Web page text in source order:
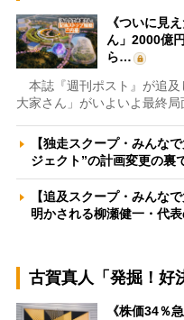
《ついに見
ん」2000億
ら…
本誌『週刊ポスト』が追及
大家さん」がいよいよ最終
【独走スクープ・みんな
ジェクト”の計画変更の裏
【追及スクープ・みんな
明かされる柳瀬健一・代
古賀真人「発掘！好
《株価34％